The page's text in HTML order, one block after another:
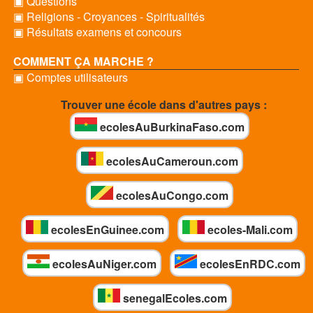
▣ Religions - Croyances - Spiritualités
▣ Résultats examens et concours
COMMENT ÇA MARCHE ?
▣ Comptes utilisateurs
Trouver une école dans d'autres pays :
ecolesAuBurkinaFaso.com
ecolesAuCameroun.com
ecolesAuCongo.com
ecolesEnGuinee.com ecoles-Mali.com
ecolesAuNiger.com ecolesEnRDC.com
senegalEcoles.com